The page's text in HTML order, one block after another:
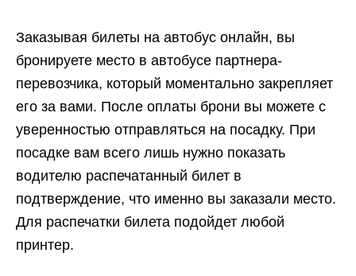
Заказывая билеты на автобус онлайн, вы
бронируете место в автобусе партнера-
перевозчика, который моментально закрепляет
его за вами. После оплаты брони вы можете с
уверенностью отправляться на посадку. При
посадке вам всего лишь нужно показать
водителю распечатанный билет в
подтверждение, что именно вы заказали место.
Для распечатки билета подойдет любой
принтер.